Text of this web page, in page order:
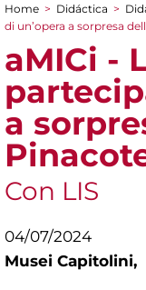
You are here
Home > Didáctica >
di un’opera a sorpresa
aMICi -
a
Con LIS
04/07/2024
Musei Capitolini,